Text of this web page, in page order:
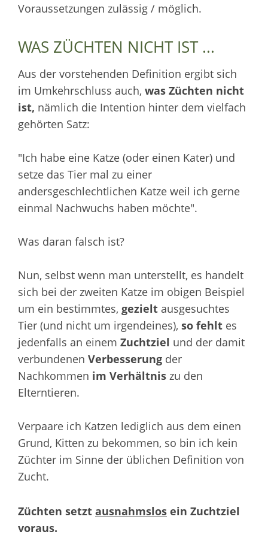
Voraussetzungen zulässig / möglich.
WAS ZÜCHTEN NICHT IST ...
Aus der vorstehenden Definition ergibt sich
im Umkehrschluss auch, was Züchten nicht
ist, nämlich die Intention hinter dem vielfach
gehörten Satz:
"Ich habe eine Katze (oder einen Kater) und
setze das Tier mal zu einer
andersgeschlechtlichen Katze weil ich gerne
einmal Nachwuchs haben möchte".
Was daran falsch ist?
Nun, selbst wenn man unterstellt, es handelt
sich bei der zweiten Katze im obigen Beispiel
um ein bestimmtes, gezielt ausgesuchtes
Tier (und nicht um irgendeines), so fehlt es
jedenfalls an einem Zuchtziel und der damit
verbundenen Verbesserung der
Nachkommen im Verhältnis zu den
Elterntieren.
Verpaare ich Katzen lediglich aus dem einen
Grund, Kitten zu bekommen, so bin ich kein
Züchter im Sinne der üblichen Definition von
Zucht.
Züchten setzt ausnahmslos ein Zuchtziel
voraus.